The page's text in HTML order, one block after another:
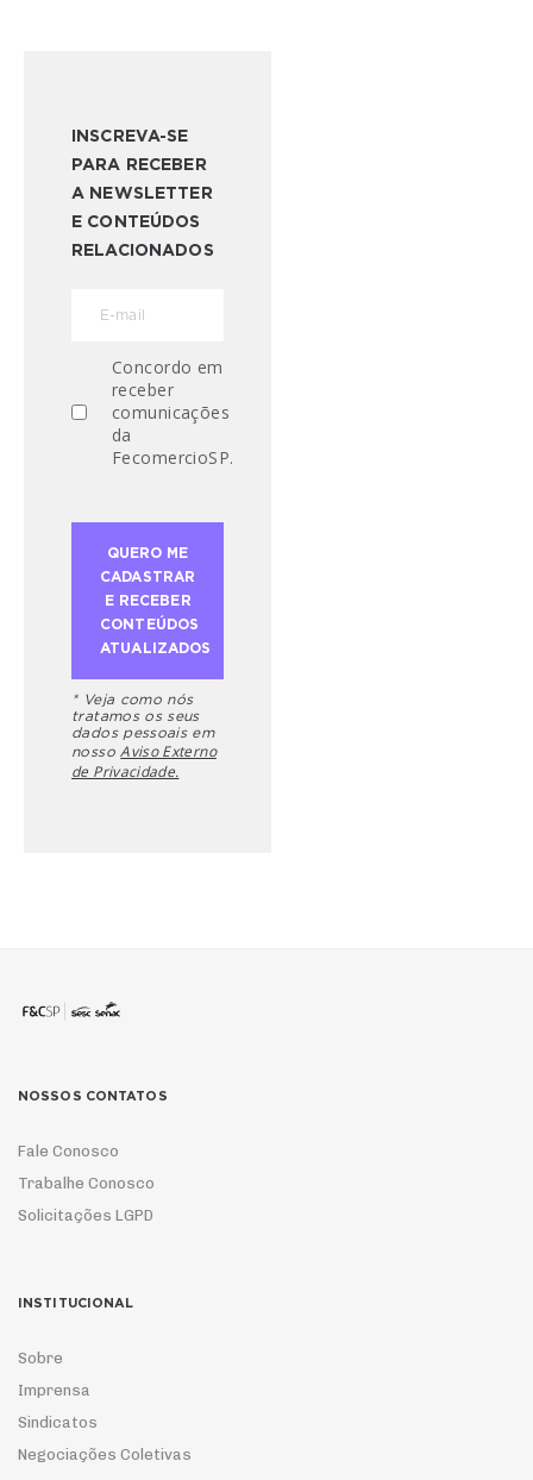
INSCREVA-SE
PARA RECEBER
A NEWSLETTER
E CONTEÚDOS
RELACIONADOS
Concordo em
receber
comunicações
da
FecomercioSP.
* Veja como nós
tratamos os seus
dados pessoais em
nosso Aviso Externo
de Privacidade.
NOSSOS CONTATOS
Fale Conosco
Trabalhe Conosco
Solicitações LGPD
INSTITUCIONAL
Sobre
Imprensa
Sindicatos
Negociações Coletivas